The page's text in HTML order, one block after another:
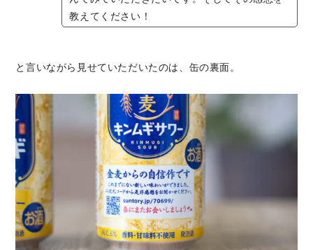
教えてください！
と言いながら見せていただいたのは、缶の裏面。